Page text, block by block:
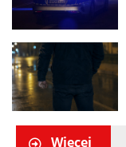
Więcej